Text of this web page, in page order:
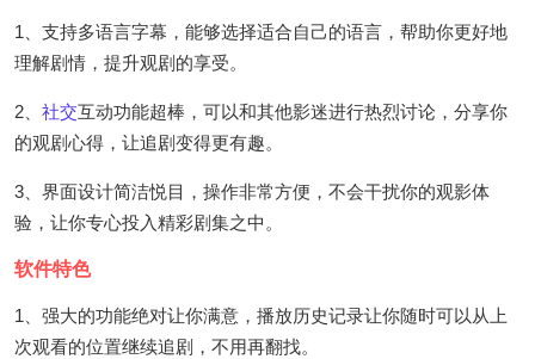
1、支持多语言字幕，能够选择适合自己的语言，帮助你更好地
理解剧情，提升观剧的享受。
2、 社交互动功能超棒，可以和其他影迷进行热烈讨论，分享你
的观剧心得，让追剧变得更有趣。
3、界面设计简洁悦目，操作非常方便，不会干扰你的观影体
验，让你专心投入精彩剧集之中。
软件特色
1、强大的功能绝对让你满意，播放历史记录让你随时可以从上
次观看的位置继续追剧，不用再翻找。